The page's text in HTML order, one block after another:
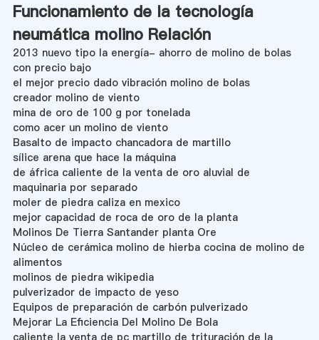
Funcionamiento de la tecnología
neumática molino Relación
2013 nuevo tipo la energía- ahorro de molino de bolas
con precio bajo
el mejor precio dado vibración molino de bolas
creador molino de viento
mina de oro de 100 g por tonelada
como acer un molino de viento
Basalto de impacto chancadora de martillo
sílice arena que hace la máquina
de áfrica caliente de la venta de oro aluvial de
maquinaria por separado
moler de piedra caliza en mexico
mejor capacidad de roca de oro de la planta
Molinos De Tierra Santander planta Ore
Núcleo de cerámica molino de hierba cocina de molino de
alimentos
molinos de piedra wikipedia
pulverizador de impacto de yeso
Equipos de preparación de carbón pulverizado
Mejorar La Eficiencia Del Molino De Bola